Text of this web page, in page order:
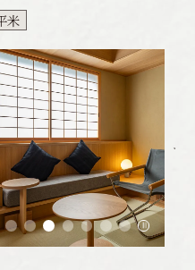
米